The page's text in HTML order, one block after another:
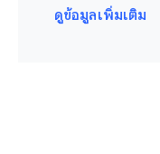
ดูข้อมูลเพิ่มเติม